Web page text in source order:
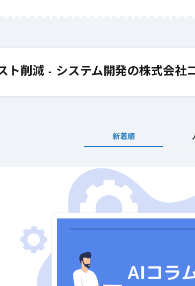
率的なライティ
始め方
ングの活用法
ト削減 - システム開発の株式会社
新着順